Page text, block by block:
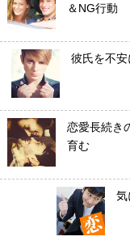
＆NG行動
彼氏を不安
恋愛長続き
育む
気